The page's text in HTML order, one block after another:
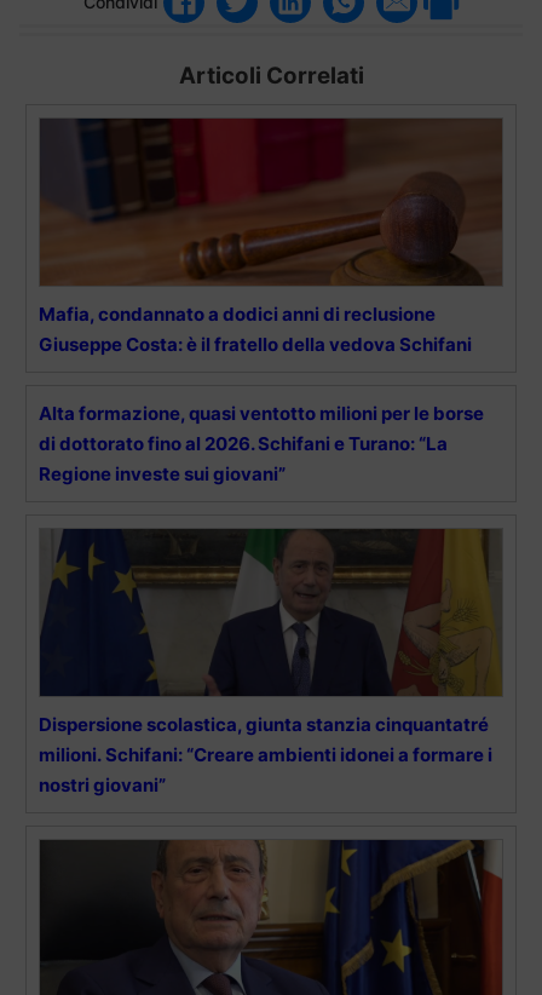
Articoli Correlati
Mafia, condannato a dodici anni di reclusione
Giuseppe Costa: è il fratello della vedova Schifani
Alta formazione, quasi ventotto milioni per le borse
di dottorato fino al 2026. Schifani e Turano: “La
Regione investe sui giovani”
Dispersione scolastica, giunta stanzia cinquantatré
milioni. Schifani: “Creare ambienti idonei a formare i
nostri giovani”